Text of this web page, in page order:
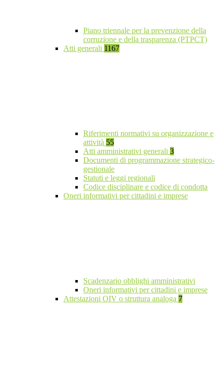
Piano triennale per la prevenzione della
corruzione e della trasparenza (PTPCT)
Atti generali 1167
Riferimenti normativi su organizzazione e
attività 55
Atti amministrativi generali 3
Documenti di programmazione strategico-
gestionale
Statuti e leggi regionali
Codice disciplinare e codice di condotta
Oneri informativi per cittadini e imprese
Scadenzario obblighi amministrativi
Oneri informativi per cittadini e imprese
Attestazioni OIV o struttura analoga 7